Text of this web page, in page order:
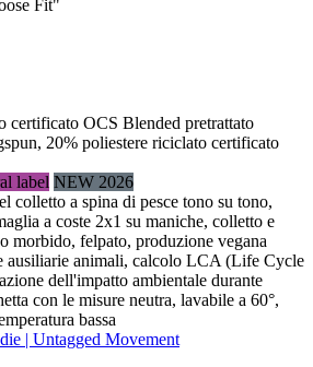
Fit"
certificato OCS Blended pretrattato
20% poliestere riciclato certificato
label NEW 2026
colletto a spina di pesce tono su tono,
a coste 2x1 su maniche, colletto e
morbido, felpato, produzione vegana
ausiliarie animali, calcolo LCA (Life Cycle
dell'impatto ambientale durante
con le misure neutra, lavabile a 60°,
bassa
| Untagged Movement